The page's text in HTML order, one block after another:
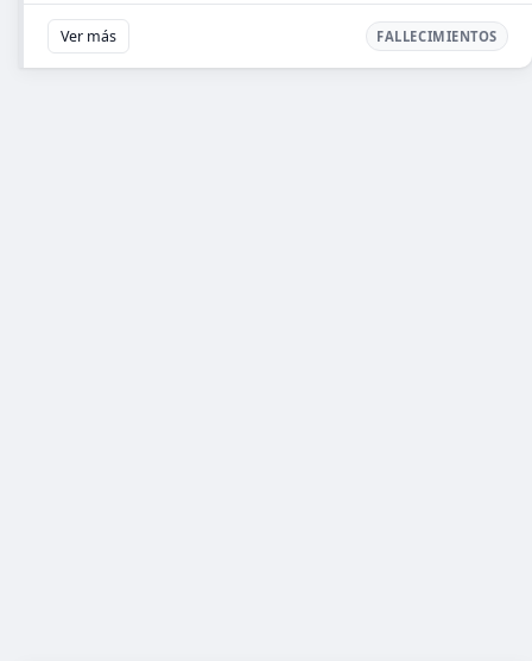
Ver más FALLECIMIENTOS